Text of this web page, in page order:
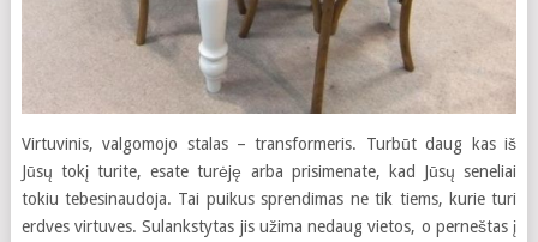
Virtuvinis, valgomojo stalas – transformeris. Turbūt daug kas iš
Jūsų tokį turite, esate turėję arba prisimenate, kad Jūsų seneliai
tokiu tebesinaudoja. Tai puikus sprendimas ne tik tiems, kurie turi
erdves virtuves. Sulankstytas jis užima nedaug vietos, o perneštas į